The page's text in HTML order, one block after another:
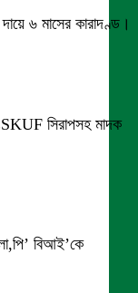
৬ মাসের কারাদণ্ড।
সিরাপসহ মাদক
বিআই’কে